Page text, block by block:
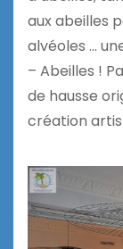
aux abeilles
alvéoles …
– Abeilles !
de hausse
création